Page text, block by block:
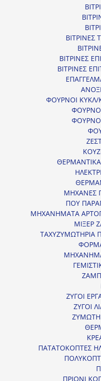
ΒΙΤΡΙΝΕΣ
ΒΙΤΡΙΝΕΣ
ΒΙΤΡΙΝΕΣ
ΦΟΥΡΝΟΙ ΚΥΚΛ/
ΜΗΧΑΝΕΣ
ΠΟΥ
ΜΗΧΑΝΗΜΑΤΑ
ΜΙΞΕΡ
ΤΑΧΥΖΥΜΩΤΗΡΙΑ
ΖΥΓΟΙ
ΖΥΓΟΙ
ΠΑΤΑΤΟΚΟΠΤΕΣ
ΠΡΙΟΝΙ